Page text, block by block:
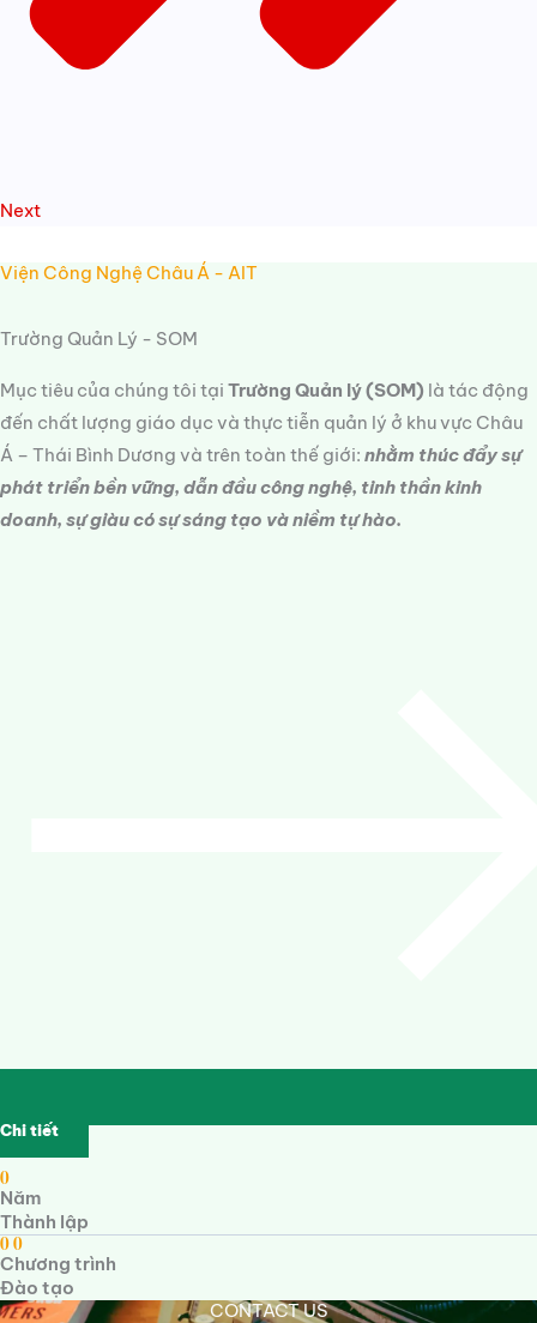
Next
Viện Công Nghệ Châu Á - AIT
Trường Quản Lý - SOM
Mục tiêu của chúng tôi tại Trường Quản lý (SOM) là tác động
đến chất lượng giáo dục và thực tiễn quản lý ở khu vực Châu
Á – Thái Bình Dương và trên toàn thế giới: nhằm thúc đẩy sự
phát triển bền vững, dẫn đầu công nghệ, tinh thần kinh
doanh, sự giàu có sự sáng tạo và niềm tự hào.
Chi tiết
0
Năm
Thành lập
00
Chương trình
Đào tạo
CONTACT US